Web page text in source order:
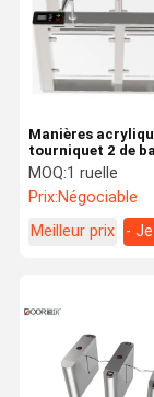
Manières
tourniquet 2 de
d'aileron de
0.2s
MOQ:1 ruelle
Prix:Négociable
Meilleur prix
-